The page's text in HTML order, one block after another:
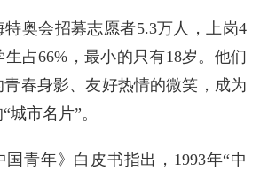
奥会招募志愿者5.3万人，上岗4
占66%，最小的只有18岁。他们
春身影、友好热情的微笑，成为
城市名片”。
国青年》白皮书指出，1993年“中